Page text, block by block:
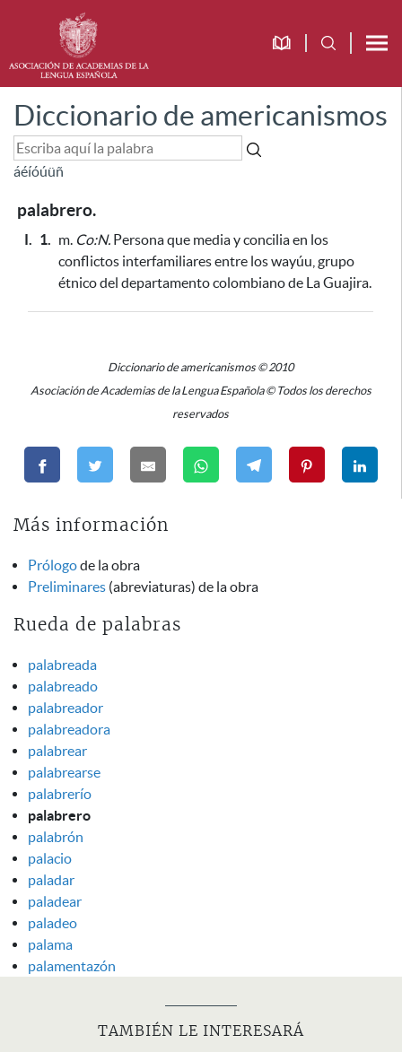
Diccionario de americanismos
áéíóúüñ
palabrero.
I. 1. m. Co:N. Persona que media y concilia en los
conflictos interfamiliaresentre los wayúu, grupo
étnico del departamento colombiano de La Guajira.
Diccionario de americanismos © 2010
Asociación de Academias de la Lengua Española © Todos los derechos
reservados
Más información
Prólogode la obra
Preliminares (abreviaturas) de la obra
Rueda de palabras
palabreada
palabreado
palabreador
palabreadora
palabrear
palabrearse
palabrerío
palabrero
palabrón
palacio
paladar
paladear
paladeo
palama
palamentazón
TAMBIÉN LE INTERESARÁ